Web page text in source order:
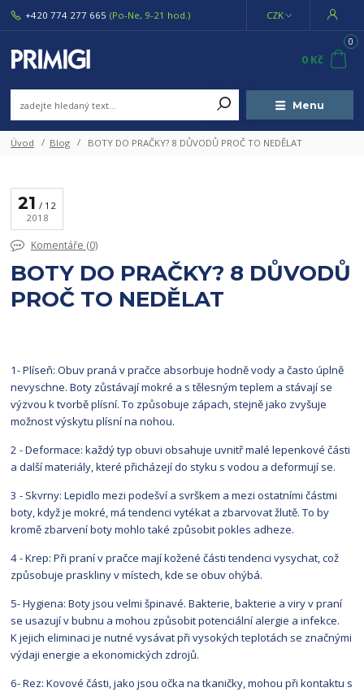
Menu
CZK
+420 774 277 665 (Po-Ne, 9-21 hod.)
0
0 Kč
Úvod Blog BOTY DO PRAČKY? 8 DŮVODŮ PROČ TO NEDĚLAT
21
12
2018
Komentáře (0)
BOTY DO PRAČKY? 8 DŮVODŮ
PROČ TO NEDĚLAT
1- Plíseň: Obuv praná v pračce absorbuje hodně vody a často úplně
nevyschne. Boty zůstávají mokré a s tělesným teplem a stávají se
výzvou k tvorbě plísní. To způsobuje zápach, stejně jako zvyšuje
možnost výskytu plísní na nohou.
2 - Deformace: každý typ obuvi obsahuje uvnitř malé lepenkové části
a další materiály, které přicházejí do styku s vodou a deformují se.
3 - Skvrny: Lepidlo mezi podešví a svrškem a mezi ostatními částmi
boty, když je mokré, má tendenci vytékat a zbarvovat žlutě. To by
kromě zbarvení boty mohlo také způsobit pokles adheze.
4 - Krep: Při praní v pračce mají kožené části tendenci vysychat, což
způsobuje praskliny v místech, kde se obuv ohýbá.
5- Hygiena: Boty jsou velmi špinavé. Bakterie, bakterie a viry v praní
se usazují v bubnu a mohou způsobit potenciální alergie a infekce.
K jejich eliminaci je nutné vysávat při vysokých teplotách se značnými
výdaji energie a ekonomických zdrojů.
6- Rez: Kovové části, jako jsou očka na tkaničky, mohou při kontaktu s